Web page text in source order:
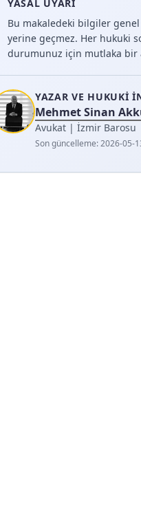
YASAL UYARI
Bu makaledeki bilgiler
yerine geçmez. Her hukuki
durumunuz için mutlaka bir
YAZAR VE HUKUKI
Mehmet Sinan
Avukat | İzmir Barosu
Son güncelleme:2026-05-